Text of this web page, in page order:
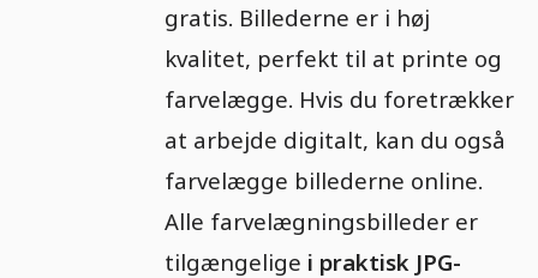
gratis. Billederne er i høj
kvalitet, perfekt til at printe og
farvelægge. Hvis du foretrækker
at arbejde digitalt, kan du også
farvelægge billederne online.
Alle farvelægningsbilleder er
tilgængelige i praktisk JPG-